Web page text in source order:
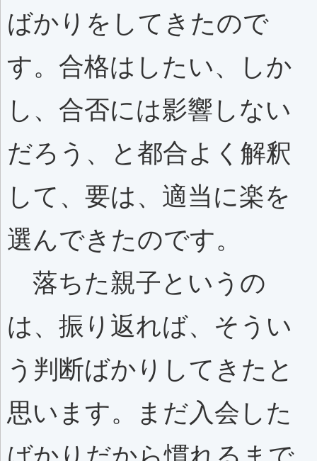
ばかりをしてきたので
す。合格はしたい、しか
し、合否には影響しない
だろう、と都合よく解釈
して、要は、適当に楽を
選んできたのです。
落ちた親子というの
は、振り返れば、そうい
う判断ばかりしてきたと
思います。まだ入会した